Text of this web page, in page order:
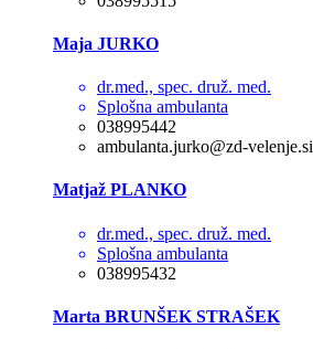
Maja JURKO
dr.med., spec. druž. med.
Splošna ambulanta
038995442
ambulanta.jurko@zd-velenje.si
Matjaž PLANKO
dr.med., spec. druž. med.
Splošna ambulanta
038995432
Marta BRUNŠEK STRAŠEK